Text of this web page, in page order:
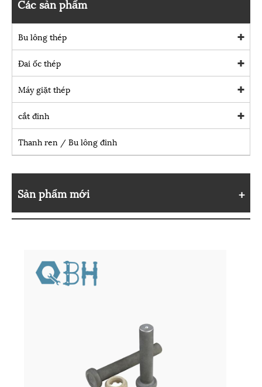
Các sản phẩm
Bu lông thép
Đai ốc thép
Máy giặt thép
cắt đinh
Thanh ren / Bu lông đinh
Sản phẩm mới